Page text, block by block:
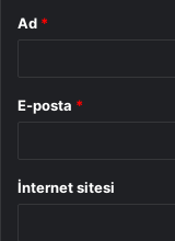
Ad *
E-posta *
İnternet sitesi